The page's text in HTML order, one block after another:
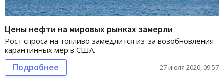
Цены нефти на мировых рынках замерли
Рост спроса на топливо замедлится из-за возобновления
карантинных мер в США.
Подробнее 27 июля 2020, 09:57